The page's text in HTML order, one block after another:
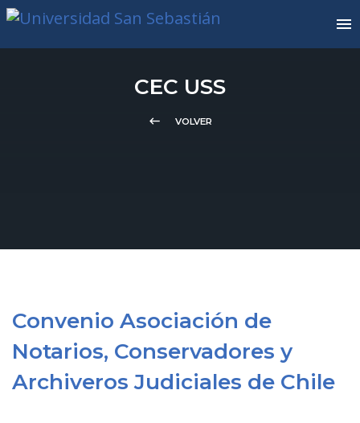
CEC USS
keyboard_backspace VOLVER
Convenio Asociación de
Notarios, Conservadores y
Archiveros Judiciales de Chile